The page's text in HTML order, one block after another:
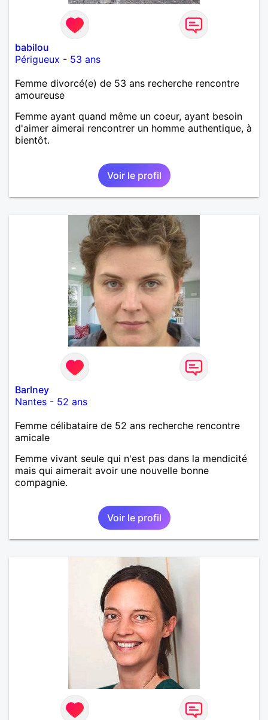
babilou
Périgueux - 53 ans
Femme divorcé(e) de 53 ans recherche rencontre
amoureuse
Femme ayant quand même un coeur, ayant besoin
d'aimer aimerai rencontrer un homme authentique, à
bientôt.
Voir le profil
Barlney
Nantes - 52 ans
Femme célibataire de 52 ans recherche rencontre
amicale
Femme vivant seule qui n'est pas dans la mendicité
mais qui aimerait avoir une nouvelle bonne
compagnie.
Voir le profil